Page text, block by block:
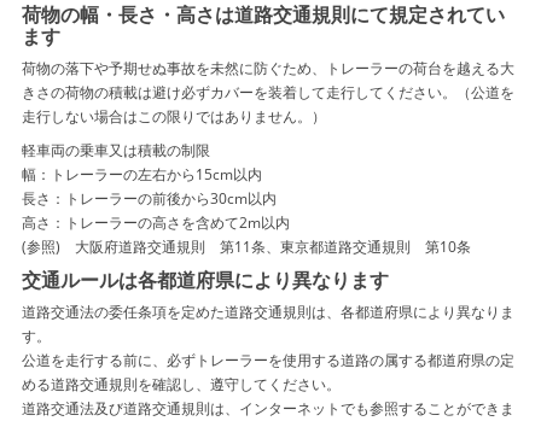
荷物の幅・長さ・高さは道路交通規則にて規定されてい
ます
荷物の落下や予期せぬ事故を未然に防ぐため、トレーラーの荷台を越える大
きさの荷物の積載は避け必ずカバーを装着して走行してください。（公道を
走行しない場合はこの限りではありません。）
軽車両の乗車又は積載の制限
幅：トレーラーの左右から15cm以内
長さ：トレーラーの前後から30cm以内
高さ：トレーラーの高さを含めて2m以内
(参照) 大阪府道路交通規則 第11条、東京都道路交通規則 第10条
交通ルールは各都道府県により異なります
道路交通法の委任条項を定めた道路交通規則は、各都道府県により異なりま
す。
公道を走行する前に、必ずトレーラーを使用する道路の属する都道府県の定
める道路交通規則を確認し、遵守してください。
道路交通法及び道路交通規則は、インターネットでも参照することができま